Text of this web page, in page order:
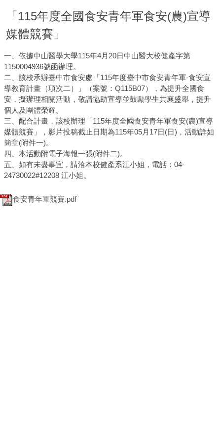
「115年度全國食安青年軍食安(農)宣導
媒體競賽」
一、依據中山醫學大學115年4月20日中山醫大校健產字第
1150004936號函辦理。
二、該校承辦臺中市食安處「115年度臺中市食安青年軍-食安宣
導教育計畫（項次二）」（案號：Q115B07），為提升全國食
安，擬辦理相關活動，敬請協助宣導並鼓勵學生共襄盛舉，提升
個人及團體榮耀。
三、配合計畫，該校辦理「115年度全國食安青年軍食安(農)宣導
媒體競賽」，影片投稿截止日期為115年05月17日(日)，活動詳如
簡章(附件一)。
四、本活動附電子海報一張(附件二)。
五、如有未盡事宜，請洽本校健產系江小姐，電話：04-
24730022#12208 江小姐。
食安青年軍競賽.pdf